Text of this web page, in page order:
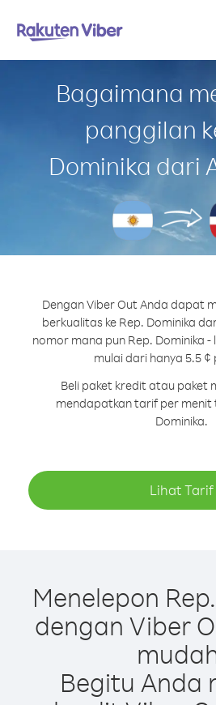
Bagaimana
panggilan
Dominika dari
Dengan Viber Out Anda dapat
berkualitas ke Rep. Dominika
nomor mana pun Rep. Dominika
mulai dari hanya 5.5 ¢
Beli paket kredit atau paket
mendapatkan tarif per menit
Dominika.
Lihat Tarif
Menelepon
dengan Viber
Begitu Anda